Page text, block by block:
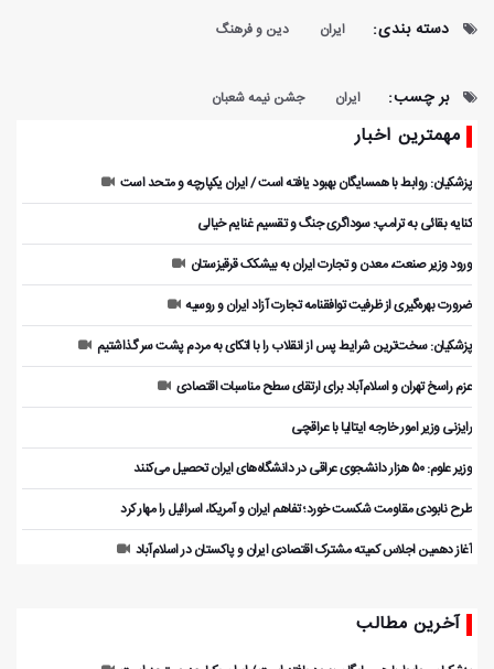
دسته بندی: ایران دین و فرهنگ
بر چسب: ایران جشن نیمه شعبان
مهمترین اخبار
پزشکیان: روابط با همسایگان بهبود یافته است / ایران یکپارچه و متحد است
کنایه بقائی به ترامپ: سوداگری جنگ و تقسیم غنایم خیالی
ورود وزیر صنعت، معدن و تجارت ایران به بیشکک قرقیزستان
ضرورت بهره‌گیری از ظرفیت توافقنامه تجارت آزاد ایران و روسیه
پزشکیان: سخت‌ترین شرایط پس از انقلاب را با اتکای به مردم پشت سر گذاشتیم
عزم راسخ تهران و اسلام‌آباد برای ارتقای سطح مناسبات اقتصادی
رایزنی وزیر امور خارجه ایتالیا با عراقچی
وزیر علوم: ۵۰ هزار دانشجوی عراقی در دانشگاه‌های ایران تحصیل می‌کنند
طرح نابودی مقاومت شکست خورد؛ تفاهم ایران و آمریکا، اسرائیل را مهار کرد
آغاز دهمین اجلاس کمیته مشترک اقتصادی ایران و پاکستان در اسلام‌آباد
آخرین مطالب